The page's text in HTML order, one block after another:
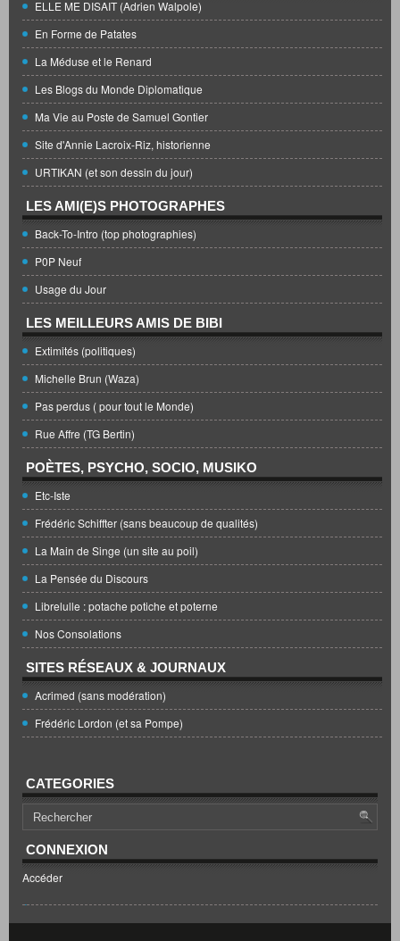
ELLE ME DISAIT (Adrien Walpole)
En Forme de Patates
La Méduse et le Renard
Les Blogs du Monde Diplomatique
Ma Vie au Poste de Samuel Gontier
Site d'Annie Lacroix-Riz, historienne
URTIKAN (et son dessin du jour)
LES AMI(E)S PHOTOGRAPHES
Back-To-Intro (top photographies)
P0P Neuf
Usage du Jour
LES MEILLEURS AMIS DE BIBI
Extimités (politiques)
Michelle Brun (Waza)
Pas perdus ( pour tout le Monde)
Rue Affre (TG Bertin)
POÈTES, PSYCHO, SOCIO, MUSIKO
Etc-Iste
Frédéric Schiffter (sans beaucoup de qualités)
La Main de Singe (un site au poil)
La Pensée du Discours
Librelulle : potache potiche et poterne
Nos Consolations
SITES RÉSEAUX & JOURNAUX
Acrimed (sans modération)
Frédéric Lordon (et sa Pompe)
CATEGORIES
CONNEXION
Accéder